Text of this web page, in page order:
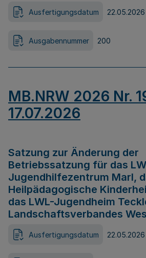
Ausfertigungsdatum 22.05.2026
Ausgabennummer 200
MB.NRW 2026 Nr.
17.07.2026
Satzung zur Änderung der
Betriebssatzung für das
Jugendhilfezentrum Marl,
Heilpädagogische
das LWL-Jugendheim
Landschaftsverbandes
Ausfertigungsdatum 22.05.2026